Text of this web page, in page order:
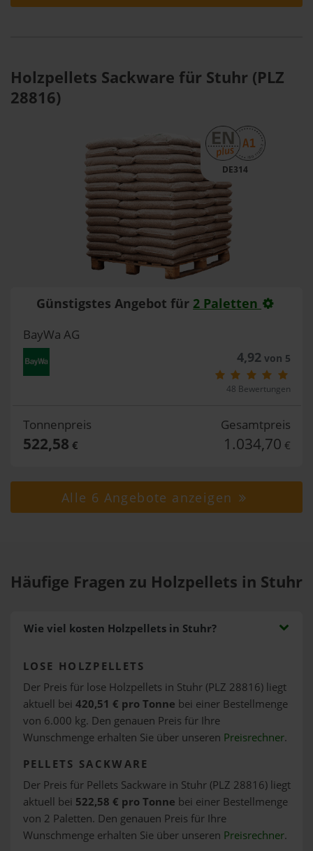
Holzpellets Sackware für Stuhr (PLZ
28816)
DE314
Günstigstes Angebot für 2 Paletten
BayWa AG
4,92von 5
48 Bewertungen
Tonnenpreis
522,58 €
Gesamtpreis
1.034,70 €
Alle 6 Angebote anzeigen
Häufige Fragen zu Holzpellets in Stuhr
Wie viel kosten Holzpellets in Stuhr?
LOSE HOLZPELLETS
Der Preis für lose Holzpellets in Stuhr (PLZ 28816) liegt
aktuell bei 420,51 € pro Tonne bei einer Bestellmenge
von 6.000 kg. Den genauen Preis für Ihre
Wunschmenge erhalten Sie über unseren Preisrechner.
PELLETS SACKWARE
Der Preis für Pellets Sackware in Stuhr (PLZ 28816) liegt
aktuell bei 522,58 € pro Tonne bei einer Bestellmenge
von 2 Paletten. Den genauen Preis für Ihre
Wunschmenge erhalten Sie über unseren Preisrechner.